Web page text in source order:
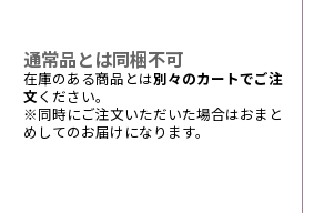
通常品とは同梱不可
在庫のある商品とは別々のカートでご注
文 ください。
※同時にご注文いただいた場合はおまと
めしてのお届けになります。